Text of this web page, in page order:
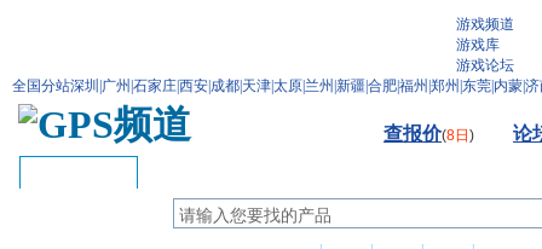
游戏频道
游戏库
游戏论坛
全国分站深圳 广州 石家庄西安 成都 天津太原 兰州 新疆 合肥福州 郑州 东莞 内蒙
查报价(8日 ) 论